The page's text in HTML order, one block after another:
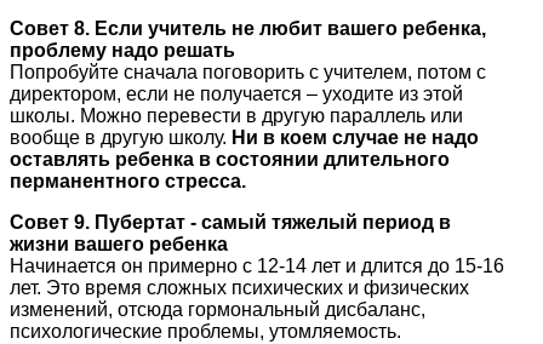
Совет 8. Если учитель не любит вашего ребенка,
проблему надо решать
Попробуйте сначала поговорить с учителем, потом с
директором, если не получается – уходите из этой
школы. Можно перевести в другую параллель или
вообще в другую школу. Ни в коем случае не надо
оставлять ребенка в состоянии длительного
перманентного стресса.
Совет 9. Пубертат - самый тяжелый период в
жизни вашего ребенка
Начинается он примерно с 12-14 лет и длится до 15-16
лет. Это время сложных психических и физических
изменений, отсюда гормональный дисбаланс,
психологические проблемы, утомляемость.